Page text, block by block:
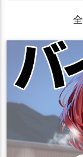
全